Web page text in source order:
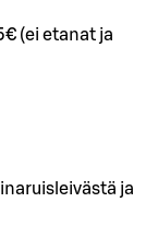
(ei etanat ja
ja